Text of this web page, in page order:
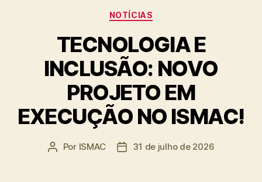
-Categorias
NOTÍCIAS
TECNOLOGIA E
INCLUSÃO: NOVO
PROJETO EM
EXECUÇÃO NO ISMAC!
Autor
Por ISMAC
Data31 de julho de 2026